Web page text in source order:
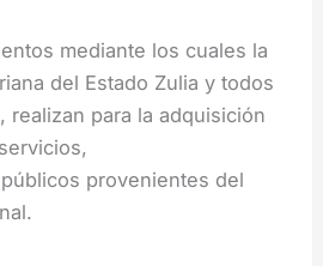
mediante los cuales la
del Estado Zulia y todos
realizan para la adquisición
provenientes del